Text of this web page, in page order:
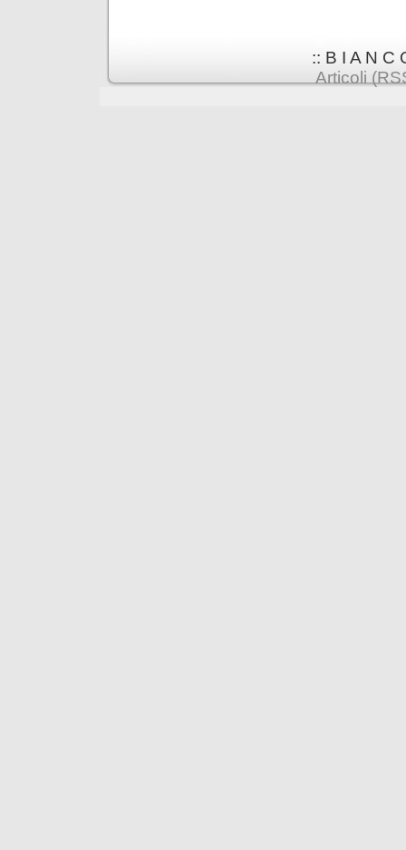
:: B I A N C
Articoli